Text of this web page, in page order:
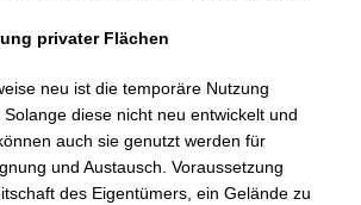
privater Flächen
neu ist die temporäre Nutzung
diese nicht neu entwickelt und
auch sie genutzt werden für
und Austausch. Voraussetzung
des Eigentümers, ein Gelände zu